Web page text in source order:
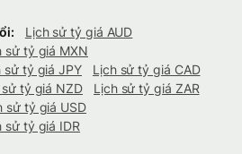
Lịch sử tỷ giá AUD
sử tỷ giá MXN
sử tỷ giá JPY
Lịch sử tỷ giá CAD
sử tỷ giá NZD
Lịch sử tỷ giá ZAR
sử tỷ giá USD
sử tỷ giá IDR